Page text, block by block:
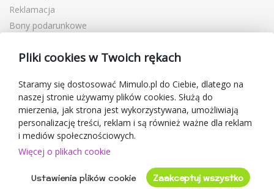
Reklamacja
Bony podarunkowe
Blog
O sprzedawcy
Mimulo.pl
Regulamin sklepu
Ochrona danych osobowych GDPR
Kontakty
Oceny klientów
Pliki cookies w Twoich rękach
Staramy się dostosować Mimulo.pl do Ciebie, dlatego na
naszej stronie używamy plików cookies. Służą do
mierzenia, jak strona jest wykorzystywana, umożliwiają
personalizację treści, reklam i są również ważne dla reklam
i mediów społecznościowych.
Więcej o plikach cookie
Ustawienia plików cookie Zaakceptuj wszystko